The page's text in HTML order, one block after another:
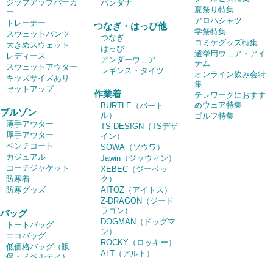
ジップアップパーカ
ー
トレーナー
スウェットパンツ
大きめスウェット
レディース
スウェットアウター
キッズサイズあり
セットアップ
ブルゾン
薄手アウター
厚手アウター
ベンチコート
カジュアル
コーチジャケット
防寒着
防寒グッズ
バッグ
トートバッグ
エコバッグ
低価格バッグ（販
バンダナ
つなぎ・はっぴ他
つなぎ
はっぴ
アンダーウェア
レギンス・タイツ
作業着
BURTLE（バート
ル）
TS DESIGN（TSデザ
イン）
SOWA（ソウワ）
Jawin（ジャウィン）
XEBEC（ジーベッ
ク）
AITOZ（アイトス）
Z-DRAGON（ジード
ラゴン）
DOGMAN（ドッグマ
ン）
ROCKY（ロッキー）
ALT（アルト）
夏祭り特集
アロハシャツ
学祭特集
コミケグッズ特集
選挙用ウェア・アイ
テム
オンライン飲み会特
集
テレワークにおすす
めウェア特集
ゴルフ特集